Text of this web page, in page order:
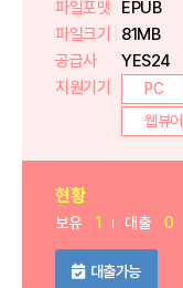
파일포맷
EPUB
파일크기
81MB
공급사
YES24
지원기기
PC
웹뷰어
현황
보유 1 대출 0
대출가능